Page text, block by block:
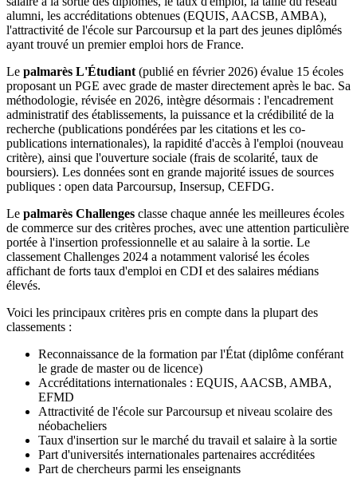
alumni, les accréditations obtenues (EQUIS, AACSB, AMBA),
l'attractivité de l'école sur Parcoursup et la part des jeunes diplômés
ayant trouvé un premier emploi hors de France.
Le palmarès L'Étudiant (publié en février 2026) évalue 15 écoles
proposant un PGE avec grade de master directement après le bac. Sa
méthodologie, révisée en 2026, intègre désormais : l'encadrement
administratif des établissements, la puissance et la crédibilité de la
recherche (publications pondérées par les citations et les co-
publications internationales), la rapidité d'accès à l'emploi (nouveau
critère), ainsi que l'ouverture sociale (frais de scolarité, taux de
boursiers). Les données sont en grande majorité issues de sources
publiques : open data Parcoursup, Insersup, CEFDG.
Le palmarès Challenges classe chaque année les meilleures écoles
de commerce sur des critères proches, avec une attention particulière
portée à l'insertion professionnelle et au salaire à la sortie. Le
classement Challenges 2024 a notamment valorisé les écoles
affichant de forts taux d'emploi en CDI et des salaires médians
élevés.
Voici les principaux critères pris en compte dans la plupart des
classements :
Reconnaissance de la formation par l'État (diplôme conférant
le grade de master ou de licence)
Accréditations internationales : EQUIS, AACSB, AMBA,
EFMD
Attractivité de l'école sur Parcoursup et niveau scolaire des
néobacheliers
Taux d'insertion sur le marché du travail et salaire à la sortie
Part d'universités internationales partenaires accréditées
Part de chercheurs parmi les enseignants